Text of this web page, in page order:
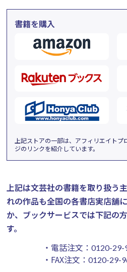
書籍を購入
上記ストアの一部は、アフィリエイト
ジのリンクを紹介しています。
上記は文芸社の書籍を取り扱う
れの作品も全国の各書店実店舗
か、ブックサービスでは下記の
す。
・電話注文： 0120-29-
・FAX注文： 0120-29-